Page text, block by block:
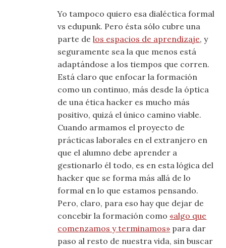
Yo tampoco quiero esa dialéctica formal
vs edupunk. Pero ésta sólo cubre una
parte delos espacios de aprendizaje, y
seguramente sea la que menos está
adaptándose a los tiempos que corren.
Está claro que enfocar la formación
como un continuo, más desde la óptica
de una ética hacker es mucho más
positivo, quizá el único camino viable.
Cuando armamos el proyecto de
prácticas laborales en el extranjero en
que el alumno debe aprender a
gestionarlo él todo, es en esta lógica del
hacker que se forma más allá de lo
formal en lo que estamos pensando.
Pero, claro, para eso hay que dejar de
concebir la formación como«algo que
comenzamos y terminamos» para dar
paso al resto de nuestra vida, sin buscar